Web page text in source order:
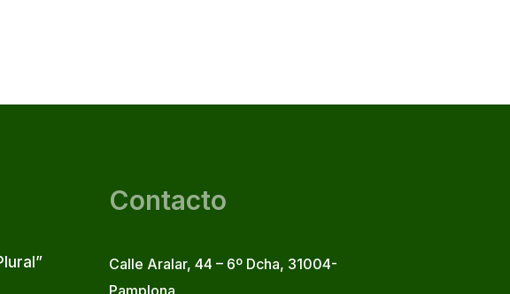
Contacto
Calle Aralar, 44 – 6º Dcha, 31004-
Pamplona